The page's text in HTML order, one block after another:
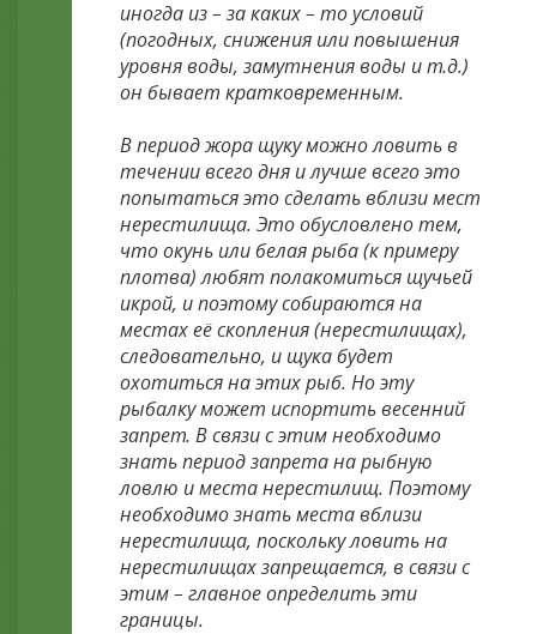
иногда из – за каких – то условий
(погодных, снижения или повышения
уровня воды, замутнения воды и т.д.)
он бывает кратковременным.
В период жора щуку можно ловить в
течении всего дня и лучше всего это
попытаться это сделать вблизи мест
нерестилища. Это обусловлено тем,
что окунь или белая рыба (к примеру
плотва) любят полакомиться щучьей
икрой, и поэтому собираются на
местах её скопления (нерестилищах),
следовательно, и щука будет
охотиться на этих рыб. Но эту
рыбалку может испортить весенний
запрет. В связи с этим необходимо
знать период запрета на рыбную
ловлю и места нерестилищ. Поэтому
необходимо знать места вблизи
нерестилища, поскольку ловить на
нерестилищах запрещается, в связи с
этим – главное определить эти
границы.